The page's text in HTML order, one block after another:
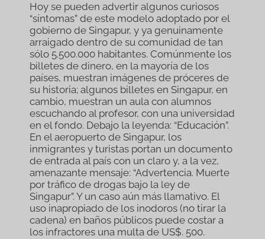
Hoy se pueden advertir algunos curiosos
“síntomas” de este modelo adoptado por el
gobierno de Singapur, y ya genuinamente
arraigado dentro de su comunidad de tan
sólo 5.500.000 habitantes. Comúnmente los
billetes de dinero, en la mayoría de los
países, muestran imágenes de próceres de
su historia; algunos billetes en Singapur, en
cambio, muestran un aula con alumnos
escuchando al profesor, con una universidad
en el fondo. Debajo la leyenda: “Educación”.
En el aeropuerto de Singapur, los
inmigrantes y turistas portan un documento
de entrada al país con un claro y, a la vez,
amenazante mensaje: “Advertencia. Muerte
por tráfico de drogas bajo la ley de
Singapur”. Y un caso aún más llamativo. El
uso inapropiado de los inodoros (no tirar la
cadena) en baños públicos puede costar a
los infractores una multa de US$. 500.